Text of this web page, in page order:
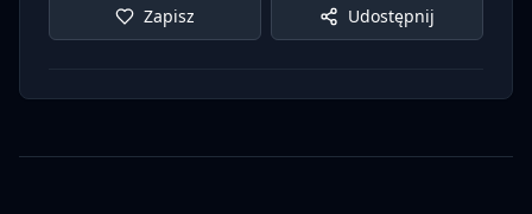
Zapisz Udostępnij